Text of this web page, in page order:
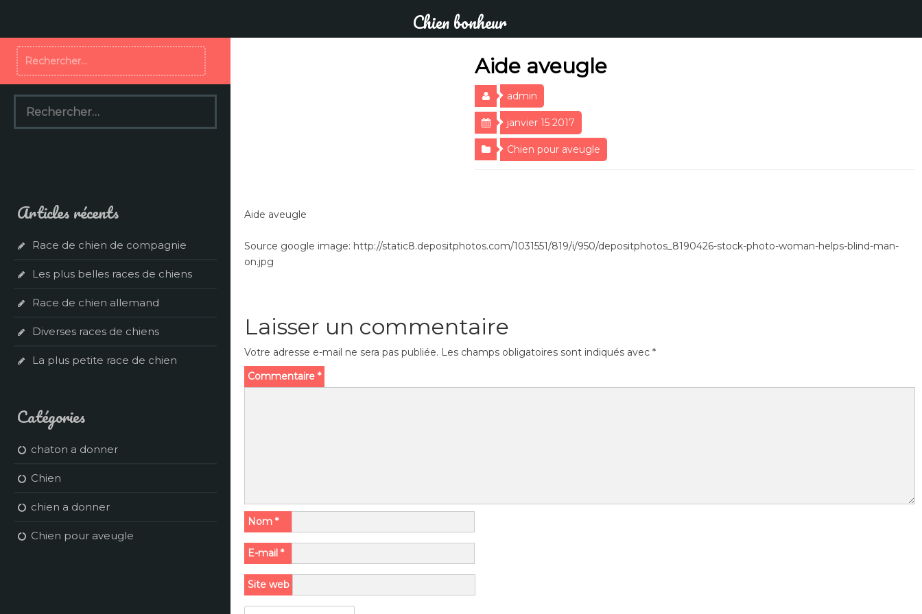
Chien bonheur
Aide aveugle
admin
janvier 15 2017
Chien pour aveugle
Aide aveugle
Source google image: http://static8.depositphotos.com/1031551/819/i/950/depositphotos_8190426-stock-photo-woman-helps-blind-man-
on.jpg
Laisser un commentaire
Votre adresse e-mail ne sera pas publiée. Les champs obligatoires sont indiqués avec *
Commentaire *
Nom *
E-mail *
Site web
Rechercher :
Rechercher :
Articles récents
Race de chien de compagnie
Les plus belles races de chiens
Race de chien allemand
Diverses races de chiens
La plus petite race de chien
Catégories
chaton a donner
Chien
chien a donner
Chien pour aveugle